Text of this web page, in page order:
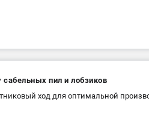
пил и лобзиков
ход для оптимальной